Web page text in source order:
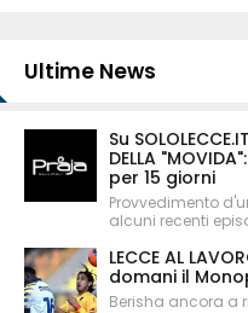
Ultime News
Su
DELLA
per 15 giorni
Provvedimento
alcuni recenti
LECCE AL
domani il
Berisha ancora a